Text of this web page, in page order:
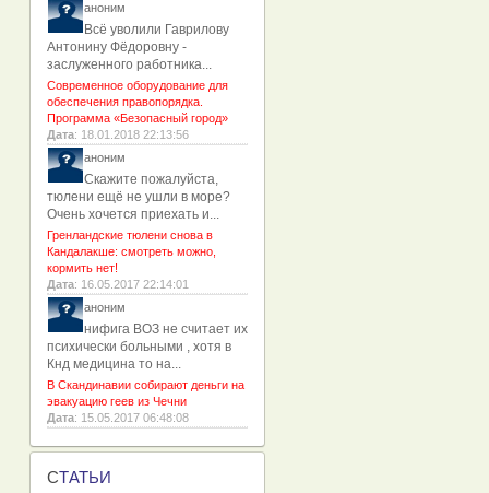
аноним
Всё уволили Гаврилову
Антонину Фёдоровну -
заслуженного работника...
Современное оборудование для
обеспечения правопорядка.
Программа «Безопасный город»
Дата: 18.01.2018 22:13:56
аноним
Скажите пожалуйста,
тюлени ещё не ушли в море?
Очень хочется приехать и...
Гренландские тюлени снова в
Кандалакше: смотреть можно,
кормить нет!
Дата: 16.05.2017 22:14:01
аноним
нифига ВОЗ не считает их
психически больными , хотя в
Кнд медицина то на...
В Скандинавии собирают деньги на
эвакуацию геев из Чечни
Дата: 15.05.2017 06:48:08
СТАТЬИ